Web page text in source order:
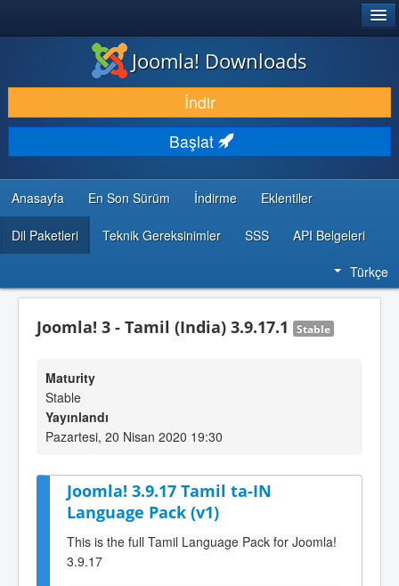
İNDIR & GENIŞLET
KEŞFET & ÖĞREN
TOPLULUK & DESTEK
GELIŞTIRICI KAYNAKLARI
Joomla! Downloads
İndir
Başlat
Anasayfa En Son Sürüm İndirme Eklentiler
Dil Paketleri Teknik Gereksinimler SSS API Belgeleri
Türkçe
Joomla! 3 - Tamil (India) 3.9.17.1 Stable
Maturity
Stable
Yayınlandı
Pazartesi, 20 Nisan 2020 19:30
Joomla! 3.9.17 Tamil ta-IN
Language Pack (v1)
This is the full Tamil Language Pack for Joomla!
3.9.17